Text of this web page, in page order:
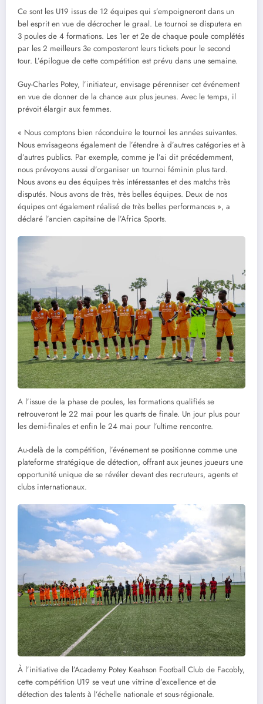
Ce sont les U19 issus de 12 équipes qui s’empoigneront dans un
bel esprit en vue de décrocher le graal. Le tournoi se disputera en
3 poules de 4 formations. Les 1er et 2e de chaque poule complétés
par les 2 meilleurs 3e composteront leurs tickets pour le second
tour. L’épilogue de cette compétition est prévu dans une semaine.
Guy-Charles Potey, l’initiateur, envisage pérenniser cet événement
en vue de donner de la chance aux plus jeunes. Avec le temps, il
prévoit élargir aux femmes.
« Nous comptons bien réconduire le tournoi les années suivantes.
Nous envisageons également de l’étendre à d’autres catégories et à
d’autres publics. Par exemple, comme je l’ai dit précédemment,
nous prévoyons aussi d’organiser un tournoi féminin plus tard.
Nous avons eu des équipes très intéressantes et des matchs très
disputés. Nous avons de très, très belles équipes. Deux de nos
équipes ont également réalisé de très belles performances », a
déclaré l’ancien capitaine de l’Africa Sports.
A l’issue de la phase de poules, les formations qualifiés se
retrouveront le 22 mai pour les quarts de finale. Un jour plus pour
les demi-finales et enfin le 24 mai pour l’ultime rencontre.
Au-delà de la compétition, l’événement se positionne comme une
plateforme stratégique de détection, offrant aux jeunes joueurs une
opportunité unique de se révéler devant des recruteurs, agents et
clubs internationaux.
À l’initiative de l’Academy Potey Keahson Football Club de Facobly,
cette compétition U19 se veut une vitrine d’excellence et de
détection des talents à l’échelle nationale et sous-régionale.